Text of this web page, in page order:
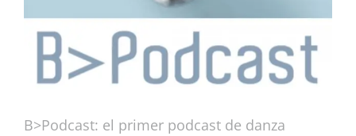
B>Podcast: el primer podcast de danza